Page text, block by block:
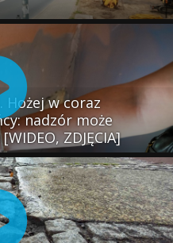
Hożej w coraz
nadzór może
ZDJĘCIA]